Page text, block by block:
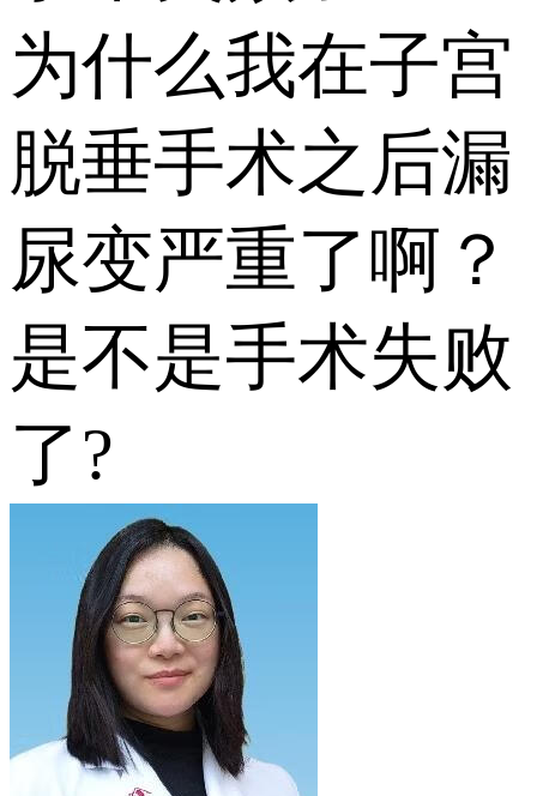
为什么我在子宫
脱垂手术之后漏
尿变严重了啊？
是不是手术失败
了?